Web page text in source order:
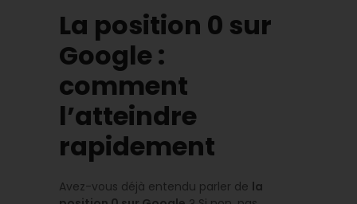
La position 0 sur
Google :
comment
l’atteindre
rapidement
Avez-vous déjà entendu parler de la